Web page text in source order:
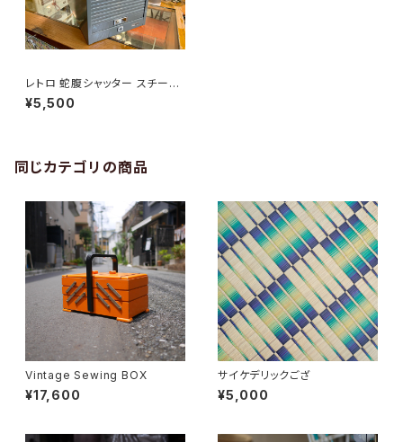
レトロ 蛇腹シャッター スチール
レターケース
¥5,500
同じカテゴリの商品
Vintage Sewing BOX
¥17,600
サイケデリックござ
¥5,000